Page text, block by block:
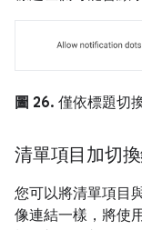
圖 26. 僅依標題切
清單項目加切
您可以將清單項目
像連結一樣，將使